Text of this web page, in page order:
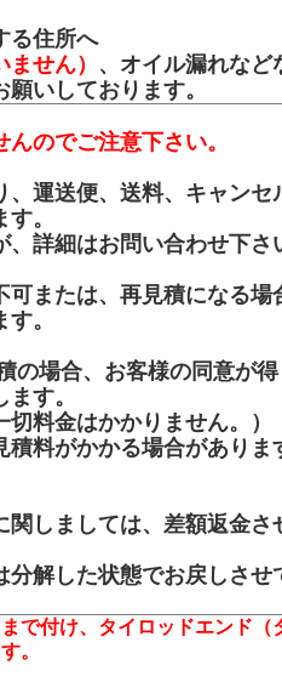
る住所へ
せん） 、オイル漏れなど
いしております。
のでご注意下さい。
、運送便、送料、キャンセ
。
詳細はお問い合わせ下さ
可または、再見積になる場
。
の場合、お客様の同意が
す。
切料金はかかりません。）
積料がかかる場合がありま
関しましては、差額返金さ
分解した状態でお戻しさせ
で付け、タイロッドエンド（
。